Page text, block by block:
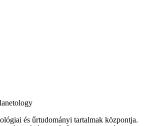
és űrtudományi tartalmak központja.